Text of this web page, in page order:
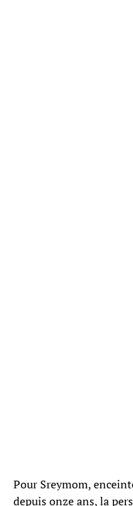
Pour Sreymom,
depuis onze ans, la